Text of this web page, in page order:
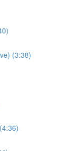
(3:38)